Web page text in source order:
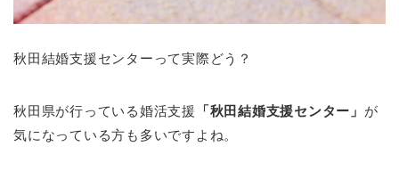
秋田結婚支援センターって実際どう？
秋田県が行っている婚活支援 「秋田結婚支援センター」 が
気になっている方も多いですよね。